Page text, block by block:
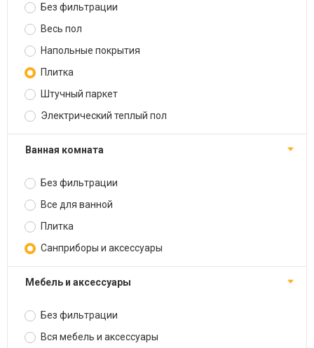
Без фильтрации
Весь пол
Напольные покрытия
Плитка
Штучный паркет
Электрический теплый пол
Ванная комната
Без фильтрации
Все для ванной
Плитка
Санприборы и аксессуары
Мебель и аксессуары
Без фильтрации
Вся мебель и аксессуары